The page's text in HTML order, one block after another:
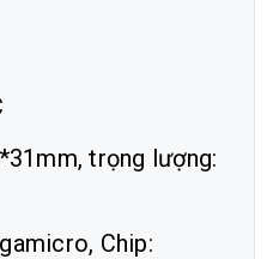
trọng lượng:
Chip: